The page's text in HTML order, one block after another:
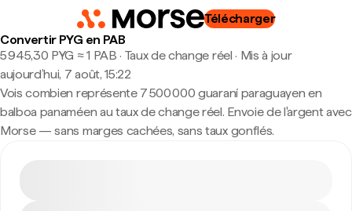
Télécharger
Convertir PYG en PAB
5 945,30 PYG ≈ 1 PAB · Taux de change réel · Mis à jour
aujourd’hui, 7 août, 15:22
Vois combien représente 7 500 000 guaraní paraguayen en
balboa panaméen au taux de change réel. Envoie de l'argent avec
Morse — sans marges cachées, sans taux gonflés.